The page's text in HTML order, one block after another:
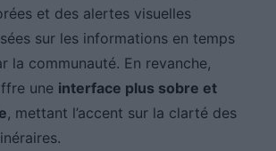
et des alertes visuelles
sur les informations en temps
la communauté. En revanche,
une interface plus sobre et
, mettant l’accent sur la clarté des